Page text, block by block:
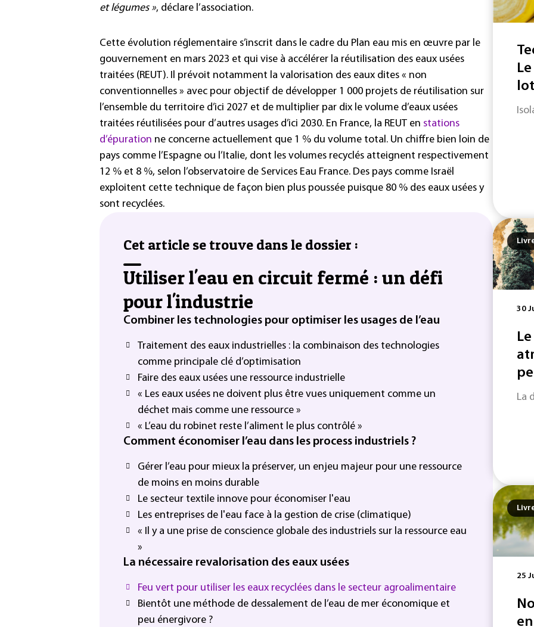
et légumes », déclare l’association.
Cette évolution réglementaire s’inscrit dans le cadre du Plan eau mis en œuvre par le
gouvernement en mars 2023 et qui vise à accélérer la réutilisation des eaux usées
traitées (REUT). Il prévoit notamment la valorisation des eaux dites « non
conventionnelles » avec pour objectif de développer 1 000 projets de réutilisation sur
l’ensemble du territoire d’ici 2027 et de multiplier par dix le volume d’eaux usées
traitées réutilisées pour d’autres usages d’ici 2030. En France, la REUT en stations
d’épuration ne concerne actuellement que 1 % du volume total. Un chiffre bien loin de
pays comme l’Espagne ou l’Italie, dont les volumes recyclés atteignent respectivement
12 % et 8 %, selon l’observatoire de Services Eau France. Des pays comme Israël
exploitent cette technique de façon bien plus poussée puisque 80 % des eaux usées y
sont recyclées.
Cet article se trouve dans le dossier :
Utiliser l'eau en circuit fermé : un défi
pour l'industrie
Combiner les technologies pour optimiser les usages de l’eau
Traitement des eaux industrielles : la combinaison des technologies
comme principale clé d’optimisation
Faire des eaux usées une ressource industrielle
« Les eaux usées ne doivent plus être vues uniquement comme un
déchet mais comme une ressource »
« L’eau du robinet reste l’aliment le plus contrôlé »
Comment économiser l’eau dans les process industriels ?
Gérer l’eau pour mieux la préserver, un enjeu majeur pour une ressource
de moins en moins durable
Le secteur textile innove pour économiser l'eau
Les entreprises de l'eau face à la gestion de crise (climatique)
« Il y a une prise de conscience globale des industriels sur la ressource eau
»
La nécessaire revalorisation des eaux usées
Feu vert pour utiliser les eaux recyclées dans le secteur agroalimentaire
Bientôt une méthode de dessalement de l’eau de mer économique et
peu énergivore ?
30
La
25